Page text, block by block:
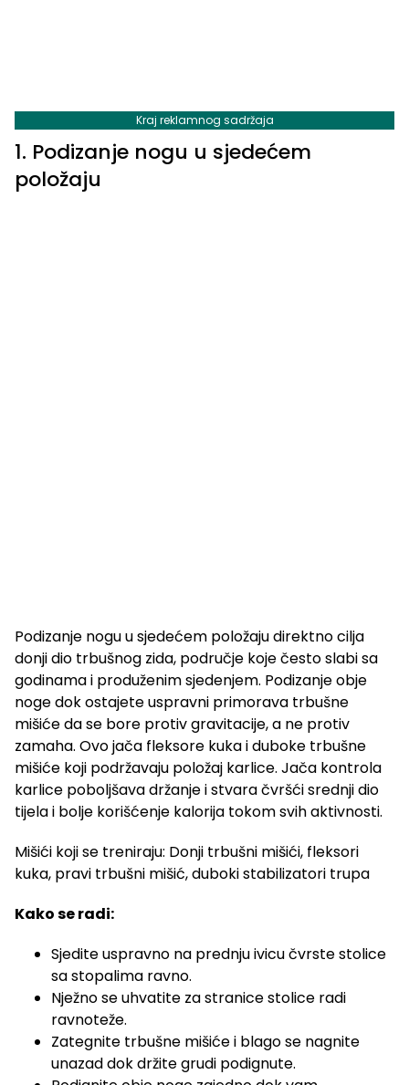
Kraj reklamnog sadržaja
1. Podizanje nogu u sjedećem
položaju
Podizanje nogu u sjedećem položaju direktno cilja
donji dio trbušnog zida, područje koje često slabi sa
godinama i produženim sjedenjem. Podizanje obje
noge dok ostajete uspravni primorava trbušne
mišiće da se bore protiv gravitacije, a ne protiv
zamaha. Ovo jača fleksore kuka i duboke trbušne
mišiće koji podržavaju položaj karlice. Jača kontrola
karlice poboljšava držanje i stvara čvršći srednji dio
tijela i bolje korišćenje kalorija tokom svih aktivnosti.
Mišići koji se treniraju: Donji trbušni mišići, fleksori
kuka, pravi trbušni mišić, duboki stabilizatori trupa
Kako se radi:
Sjedite uspravno na prednju ivicu čvrste stolice
sa stopalima ravno.
Nježno se uhvatite za stranice stolice radi
ravnoteže.
Zategnite trbušne mišiće i blago se nagnite
unazad dok držite grudi podignute.